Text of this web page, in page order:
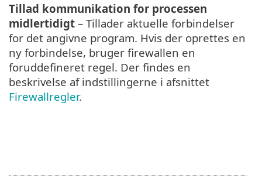
Tillad kommunikation for processen
midlertidigt – Tillader aktuelle forbindelser
for det angivne program. Hvis der oprettes en
ny forbindelse, bruger firewallen en
foruddefineret regel. Der findes en
beskrivelse af indstillingerne i afsnittet
Firewallregler.